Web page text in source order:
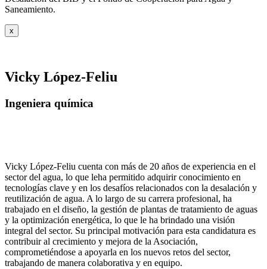
Saneamiento.
x
Vicky López-Feliu
Ingeniera química
Vicky López-Feliu cuenta con más de 20 años de experiencia en el
sector del agua, lo que leha permitido adquirir conocimiento en
tecnologías clave y en los desafíos relacionados con la desalación y
reutilización de agua. A lo largo de su carrera profesional, ha
trabajado en el diseño, la gestión de plantas de tratamiento de aguas
y la optimización energética, lo que le ha brindado una visión
integral del sector. Su principal motivación para esta candidatura es
contribuir al crecimiento y mejora de la Asociación,
comprometiéndose a apoyarla en los nuevos retos del sector,
trabajando de manera colaborativa y en equipo.